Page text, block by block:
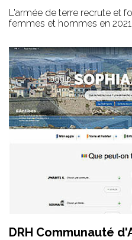
L'armée de terre recrute et
femmes et hommes en 2021
DRH Communauté